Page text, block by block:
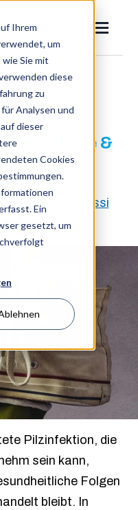
Ihrem
um
Sie mit
diese
zu
Analysen und
dieser
Cookies
Ein
gesetzt, um
Toggle
Toggle
children
for
Zehennagel
Symptome &
PD Amro Homssi
Pilzinfektion, die
sein kann,
Folgen
bleibt. In